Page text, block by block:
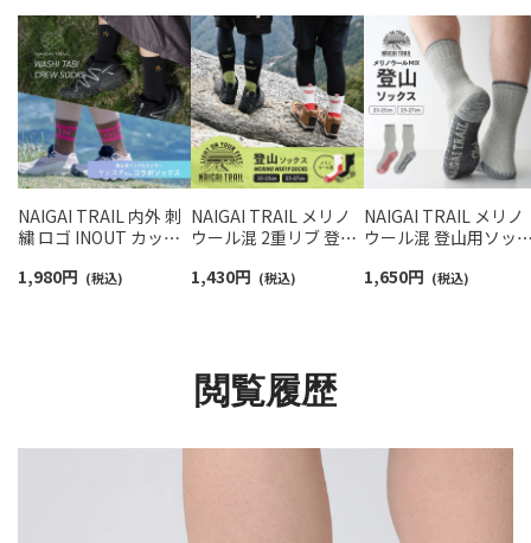
NAIGAI TRAIL 内外 刺
繍 ロゴ INOUT カット
ス ケンスタさんコラボ
1,980円 (税込)
NAIGAI TRAIL メリノ
ウール混 2重リブ 登山
ープ付 クルー丈 足底滑
1,430円 (税込)
NAIGAI TRAIL メリノ
ウール混 登山用ソッ
【365日最短翌日発送】
1,650円 (税込)
閲覧履歴